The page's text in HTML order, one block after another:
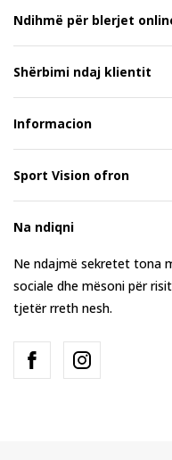
Ndihmë për blerjet
Shërbimi ndaj klientit
Informacion
Sport Vision ofron
Na ndiqni
Ne ndajmë sekretet tona
sociale dhe mësoni për
tjetër rreth nesh.